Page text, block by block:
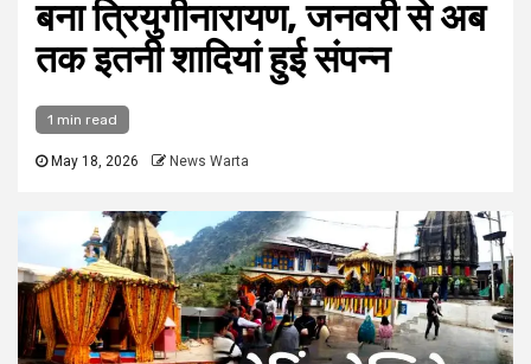
बना त्रियुगीनारायण, जनवरी से अब
तक इतनी शादियां हुई संपन्न
1 min read
May 18, 2026 News Warta